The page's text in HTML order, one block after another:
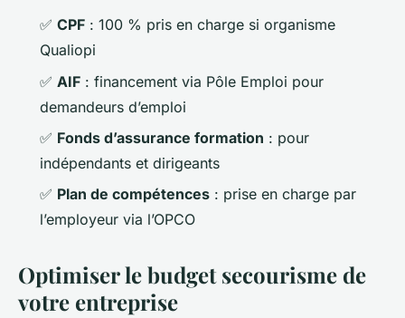
✅ CPF : 100 % pris en charge si organisme
Qualiopi
✅ AIF : financement via Pôle Emploi pour
demandeurs d’emploi
✅ Fonds d’assurance formation : pour
indépendants et dirigeants
✅ Plan de compétences : prise en charge par
l’employeur via l’OPCO
Optimiser le budget secourisme de
votre entreprise